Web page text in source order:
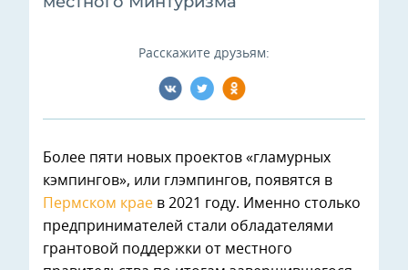
Расскажите друзьям:
Более пяти новых проектов «гламурных
кэмпингов», или глэмпингов, появятся в
Пермском крае в 2021 году. Именно столько
предпринимателей стали обладателями
грантовой поддержки от местного